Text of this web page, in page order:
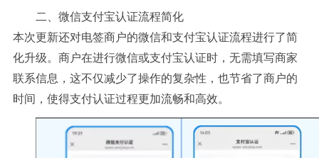
二、微信支付宝认证流程简化
本次更新还对电签商户的微信和支付宝认证流程进行了简
化升级。商户在进行微信或支付宝认证时，无需填写商家
联系信息，这不仅减少了操作的复杂性，也节省了商户的
时间，使得支付认证过程更加流畅和高效。